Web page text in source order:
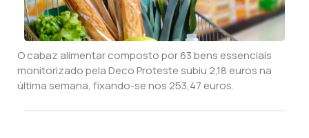
O cabaz alimentar composto por 63 bens essenciais
monitorizado pela Deco Proteste subiu 2,18 euros na
última semana, fixando-se nos 253,47 euros.